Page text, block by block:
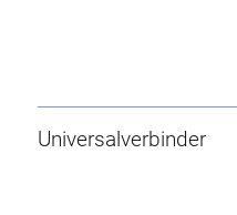
Universalverbinder